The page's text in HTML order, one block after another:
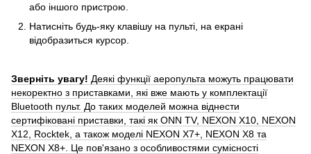
або іншого пристрою.
Натисніть будь-яку клавішу на пульті, на екрані
відобразиться курсор.
Зверніть увагу! Деякі функції аеропульта можуть працювати
некоректно з приставками, які вже мають у комплектації
Bluetooth пульт. До таких моделей можна віднести
сертифіковані приставки, такі як ONN TV, NEXON X10, NEXON
X12, Rocktek, а також моделі NEXON X7+, NEXON X8 та
NEXON X8+. Це пов'язано з особливостями сумісності